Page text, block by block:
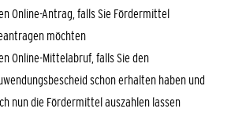
Online-Antrag, falls Sie Fördermittel
möchten
Online-Mittelabruf, falls Sie den
schon erhalten haben und
nun die Fördermittel auszahlen lassen